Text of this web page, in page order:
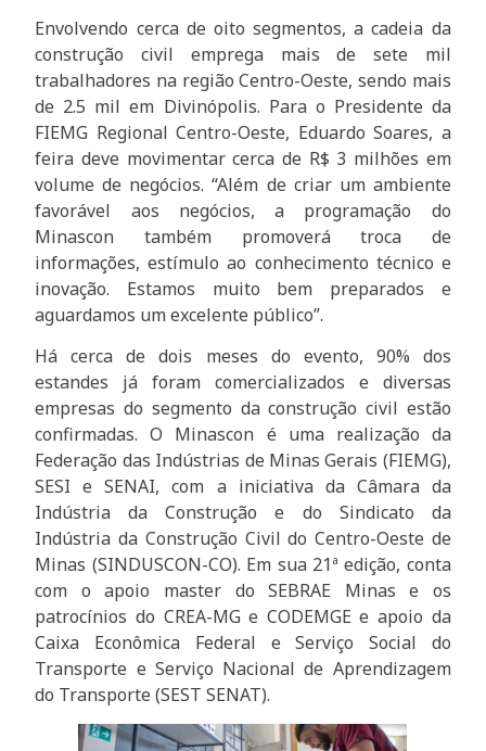
Envolvendo cerca de oito segmentos, a cadeia da
construção civil emprega mais de sete mil
trabalhadores na região Centro-Oeste, sendo mais
de 2.5 mil em Divinópolis. Para o Presidente da
FIEMG Regional Centro-Oeste, Eduardo Soares, a
feira deve movimentar cerca de R$ 3 milhões em
volume de negócios. “Além de criar um ambiente
favorável aos negócios, a programação do
Minascon também promoverá troca de
informações, estímulo ao conhecimento técnico e
inovação. Estamos muito bem preparados e
aguardamos um excelente público”.
Há cerca de dois meses do evento, 90% dos
estandes já foram comercializados e diversas
empresas do segmento da construção civil estão
confirmadas. O Minascon é uma realização da
Federação das Indústrias de Minas Gerais (FIEMG),
SESI e SENAI, com a iniciativa da Câmara da
Indústria da Construção e do Sindicato da
Indústria da Construção Civil do Centro-Oeste de
Minas (SINDUSCON-CO). Em sua 21ª edição, conta
com o apoio master do SEBRAE Minas e os
patrocínios do CREA-MG e CODEMGE e apoio da
Caixa Econômica Federal e Serviço Social do
Transporte e Serviço Nacional de Aprendizagem
do Transporte (SEST SENAT).